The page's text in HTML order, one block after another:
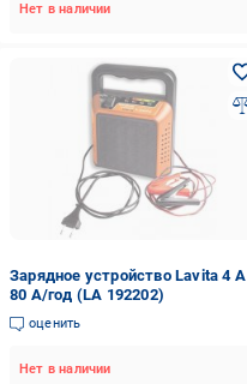
Нет в наличии
Зарядное устройство Lavita 4 А
80 А/год (LA 192202)
оценить
Нет в наличии